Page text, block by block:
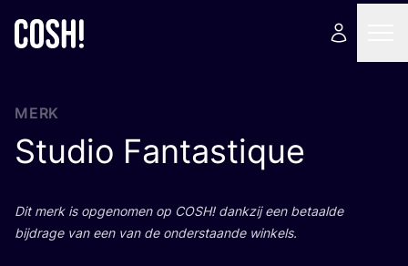
MERK
Studio Fantastique
Dit merk is opge­no­men op COSH! dank­zij een betaal­de
bij­dra­ge van een van de onder­staan­de winkels.